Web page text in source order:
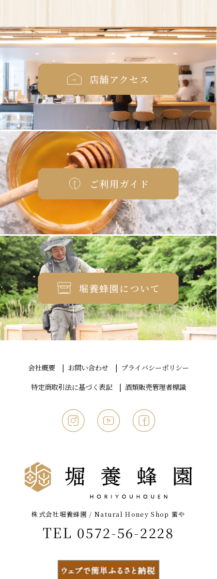
店舗アクセス
ご利用ガイド
堀養蜂園について
会社概要 お問い合わせ
プライバシーポリシー
特定商取引法に基づく表記
酒類販売管理者標識
株式会社堀養蜂園 / Natural Honey Shop 蜜や
TEL 0572-56-2228